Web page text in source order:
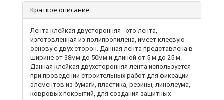
Краткое описание
Лента клейкая двусторонняя - это лента,
изготовленная из полипропилена, имеет клеевую
основу с двух сторон. Данная лента представлена ​​в
ширине от 38мм до 50мм и длиной от 5 м до 25 м.
Данная клейкая двухсторонняя лента используется
при проведении строительных работ для фиксации
элементов из бумаги, пластика, резины, линолеума,
ковровых покрытий, для создания защитных